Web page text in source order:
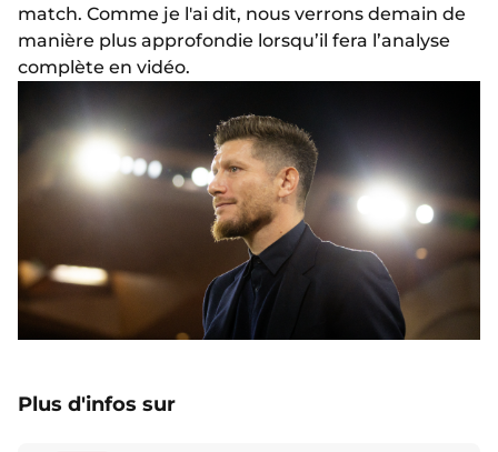
match. Comme je l'ai dit, nous verrons demain de
manière plus approfondie lorsqu’il fera l’analyse
complète en vidéo.
Plus d'infos sur